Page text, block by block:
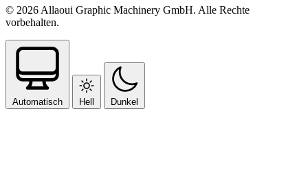
© 2026 Allaoui Graphic Machinery GmbH. Alle Rechte
vorbehalten.
Automatisch Hell Dunkel